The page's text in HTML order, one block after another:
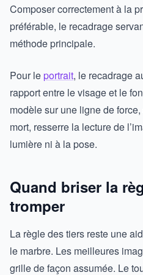
Composer correctement à la
préférable, le recadrage
méthode principale.
Pour leportrait, le recadrage
rapport entre le visage et le
modèle sur une ligne de
mort, resserre la lecture de
lumière ni à la pose.
Quand briser la
tromper
La règle des tiers reste une
le marbre. Les meilleures
grille de façon assumée. Le